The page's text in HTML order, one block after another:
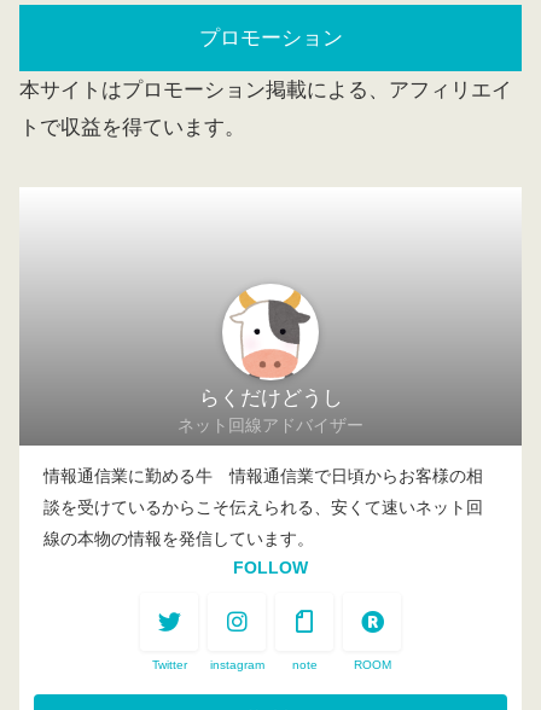
プロモーション
本サイトはプロモーション掲載による、アフィリエイ
トで収益を得ています。
らくだけどうし
ネット回線アドバイザー
情報通信業に勤める牛 情報通信業で日頃からお客様の相
談を受けているからこそ伝えられる、安くて速いネット回
線の本物の情報を発信しています。
FOLLOW
Twitter instagram note ROOM